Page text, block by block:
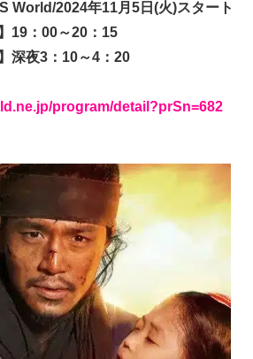
World/2024年11月5日(火)スタート
19：00～20：15
深夜3：10～4：20
program/detail?prSn=682